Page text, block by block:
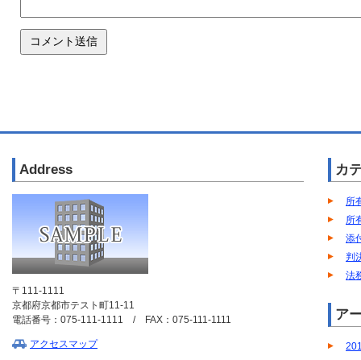
Address
〒111-1111
京都府京都市テスト町11-11
電話番号：075-111-1111 / FAX：075-111-1111
アクセスマップ
カ
所
所
添
判
法
ア